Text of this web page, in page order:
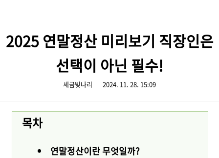
2025 연말정산 미리보기 직장인은
선택이 아닌 필수!
세금빚나리 2024. 11. 28. 15:09
목차
연말정산이란 무엇일까?